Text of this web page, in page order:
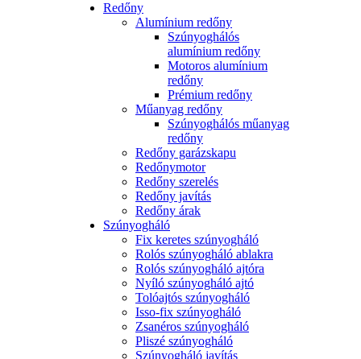
Redőny
Alumínium redőny
Szúnyoghálós
alumínium redőny
Motoros alumínium
redőny
Prémium redőny
Műanyag redőny
Szúnyoghálós műanyag
redőny
Redőny garázskapu
Redőnymotor
Redőny szerelés
Redőny javítás
Redőny árak
Szúnyogháló
Fix keretes szúnyogháló
Rolós szúnyogháló ablakra
Rolós szúnyogháló ajtóra
Nyíló szúnyogháló ajtó
Tolóajtós szúnyogháló
Isso-fix szúnyogháló
Zsanéros szúnyogháló
Pliszé szúnyogháló
Szúnyogháló javítás